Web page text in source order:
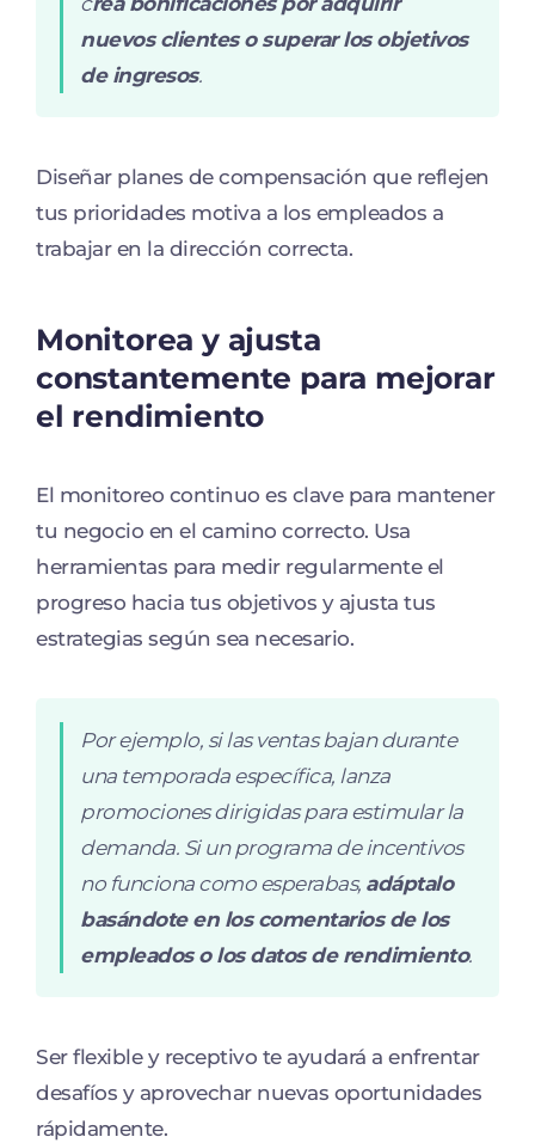
nuevos clientes o superar los objetivos
de ingresos.
Diseñar planes de compensación que reflejen
tus prioridades motiva a los empleados a
trabajar en la dirección correcta.
Monitorea y ajusta
constantemente para mejorar
el rendimiento
El monitoreo continuo es clave para mantener
tu negocio en el camino correcto. Usa
herramientas para medir regularmente el
progreso hacia tus objetivos y ajusta tus
estrategias según sea necesario.
Por ejemplo, si las ventas bajan durante
una temporada específica, lanza
promociones dirigidas para estimular la
demanda. Si un programa de incentivos
no funciona como esperabas, adáptalo
basándote en los comentarios de los
empleados o los datos de rendimiento.
Ser flexible y receptivo te ayudará a enfrentar
desafíos y aprovechar nuevas oportunidades
rápidamente.